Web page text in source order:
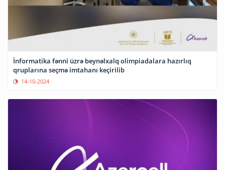
İnformatika fənni üzrə beynəlxalq olimpiadalara hazırlıq
qruplarına seçmə imtahanı keçirilib
14-10-2024